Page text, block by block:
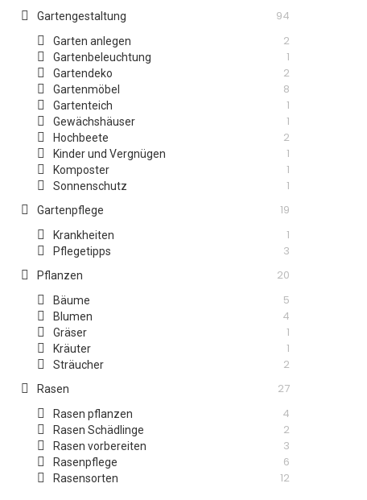
Gartengestaltung 94
Garten anlegen 2
Gartenbeleuchtung 1
Gartendeko 2
Gartenmöbel 8
Gartenteich 1
Gewächshäuser 1
Hochbeete 2
Kinder und Vergnügen 1
Komposter 1
Sonnenschutz 1
Gartenpflege 19
Krankheiten 1
Pflegetipps 3
Pflanzen 20
Bäume 5
Blumen 4
Gräser 1
Kräuter 1
Sträucher 2
Rasen 27
Rasen pflanzen 4
Rasen Schädlinge 2
Rasen vorbereiten 3
Rasenpflege 6
Rasensorten 12